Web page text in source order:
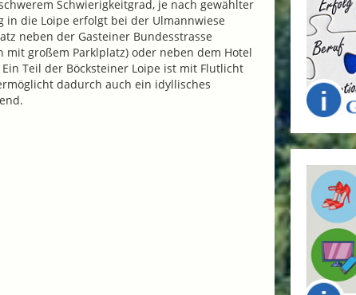
Schwierigkeitgrad, je nach gewählter
in die Loipe erfolgt bei der Ulmannwiese
neben der Gasteiner Bundesstrasse
mit großem Parklplatz) oder neben dem Hotel
Ein Teil der Böcksteiner Loipe ist mit Flutlicht
dadurch auch ein idyllisches